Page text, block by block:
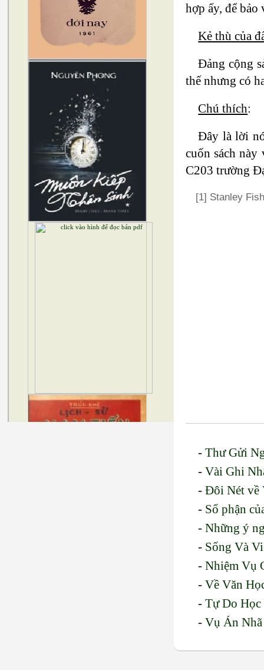
hợp ấy, để
Kẻ thù của
Đảng cộng
thế nhưng có
Chú thích:
Đây là lời
cuốn sách
C203 trường
[1] Stanley
-Thư Gửi
-Vài Ghi
-Đôi Nét về
- Số phận
-Những ý
- Sống Và
-Nhiệm Vụ
-Về Văn
-Tự Do Học
-Vụ Án